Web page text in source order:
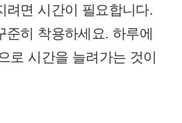
려면 시간이 필요합니다.
준히 착용하세요. 하루에
로 시간을 늘려가는 것이